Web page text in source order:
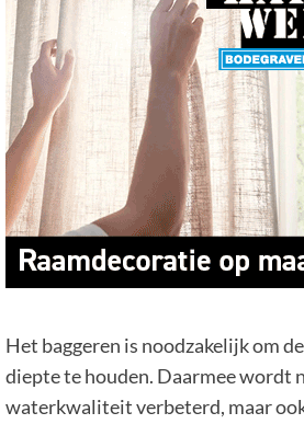
Het baggeren is noodzakelijk om
diepte te houden. Daarmee wordt
waterkwaliteit verbeterd, maar